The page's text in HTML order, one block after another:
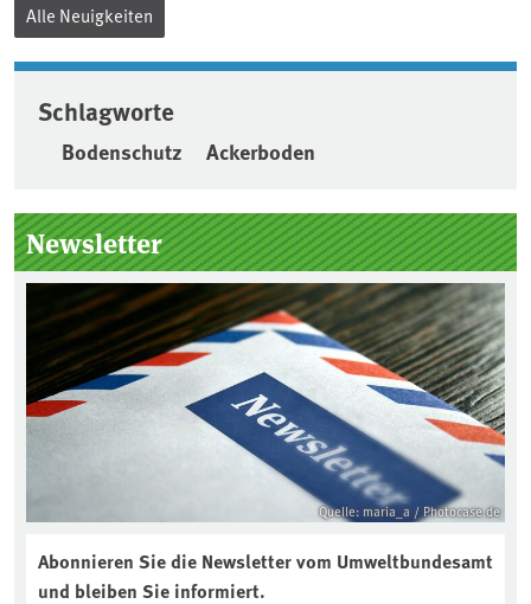
Alle Neuigkeiten
Schlagworte
Bodenschutz Ackerboden
Seitenleiste
Newsletter
Quelle: maria_a / Photocase.de
Abonnieren Sie die Newsletter vom Umweltbundesamt
und bleiben Sie informiert.